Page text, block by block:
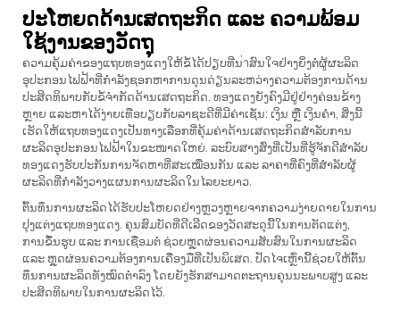
ປະໂຫຍດດ້ານເສດຖະກິດ ແລະ ຄວາມພ້ອມ
ໃຊ້ງານຂອງວັດຖຸ
ຄວາມຄຸ້ມຄ່າຂອງແຖບທອງແດງໃຫ້ຂໍ້ໄດ້ປຽບທີ່ນ่าສົນໃຈຢ່າງຍິ່ງຕໍ່ຜູ້ຜະລິດ
ອຸປະກອນໄຟຟ້າທີ່ກຳລັງຊອກຫາການດຸນດ່ຽນລະຫວ່າງຄວາມຕ້ອງການດ້ານ
ປະສິດທິພາບກັບຂໍ້ຈຳກັດດ້ານເສດຖະກິດ. ທອງແດງຍັງຄົງມີຢູ່ຢ່າງຄ່ອນຂ້າງ
ຫຼາຍ ແລະຫາໄດ້ງ່າຍເທືອບຽບກັບລາຊະດີທີ່ມີຄ່າເຊັ່ນ: ເງິນ ຫຼື ເງິນຄຳ, ສິ່ງນີ້
ເຮັດໃຫ້ແຖບທອງແດງເປັນທາງເລືອກທີ່ຄຸ້ມຄ່າດ້ານເສດຖະກິດສຳລັບການ
ຜະລິດອຸປະກອນໄຟຟ້າໃນຂະໜາດໃຫຍ່. ລະບົບສາງສົ່ງທີ່ເປັນທີ່ຮູ້ຈັກດີສຳລັບ
ທອງແດງຮັບປະກັນການຈັດຫາທີ່ສະເໝືອນກັນ ແລະ ລາຄາທີ່ຄົງທີ່ສຳລັບຜູ້
ຜະລິດທີ່ກຳລັງວາງແຜນການຜະລິດໃນໄລຍະຍາວ.
ຕົ້ນທຶນການຜະລິດໄດ້ຮັບປະໂຫຍດຢ່າງຫຼວງຫຼາຍຈາກຄວາມງ່າຍດາຍໃນການ
ປຸງແຕ່ງແຖບທອງແດງ. ຄຸນສົມບັດທີ່ດີເລີດຂອງວັດສະດຸນີ້ໃນການຕັດແຕ່ງ,
ການຂຶ້ນຮູບ ແລະ ການເຊື່ອມຕໍ່ ຊ່ວຍຫຼຸດຜ່ອນຄວາມສັບສົນໃນການຜະລິດ
ແລະ ຫຼຸດຜ່ອນຄວາມຕ້ອງການເຄື່ອງມືທີ່ເປັນພິເສດ. ປັດໄຈເຫຼົ່ານີ້ຊ່ວຍໃຫ້ຕົ້ນ
ທຶນການຜະລິດທັງໝົດຕ່ຳລົງ ໂດຍຍັງຮັກສາມາດຕະຖານຄຸນນະພາບສູງ ແລະ
ປະສິດທິພາບໃນການຜະລິດໄວ້.